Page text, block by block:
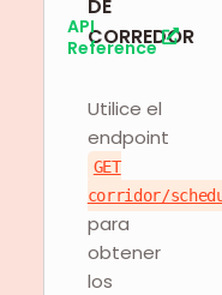
DE
CORREDOR
API
Reference
Utilice el
endpoint
GET
corridor/
para
obtener
los